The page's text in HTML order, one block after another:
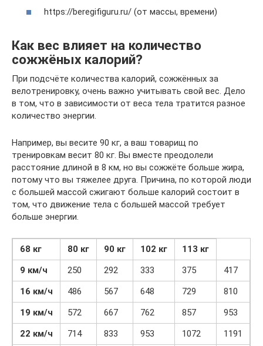
https://beregifiguru.ru/ (от массы, времени)
Как вес влияет на количество
сожжёных калорий?
При подсчёте количества калорий, сожжённых за
велотренировку, очень важно учитывать свой вес. Дело
в том, что в зависимости от веса тела тратится разное
количество энергии.
Например, вы весите 90 кг, а ваш товарищ по
тренировкам весит 80 кг. Вы вместе преодолели
расстояние длиной в 8 км, но вы сожжёте больше жира,
потому что вы тяжелее друга. Причина, по которой люди
с большей массой сжигают больше калорий состоит в
том, что движение тела с большей массой требует
больше энергии.
68 кг 80 кг 90 кг 102 кг
113 кг
9 км/ч
250 292 333 375
417
16 км/ч
486 567 648 729
810
19 км/ч
572 667 762 857
953
22 км/ч
714 833 953 1072
1191